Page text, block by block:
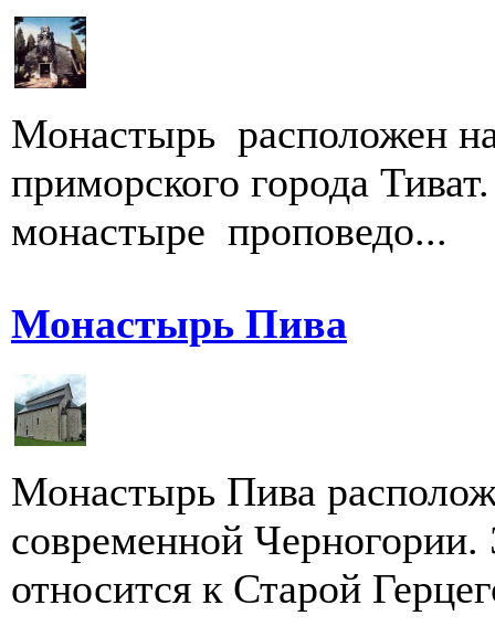
Монастырь расположен
приморского города
монастыре проповедо...
Монастырь Пива
Монастырь Пива
современной Черногории.
относится к Старой